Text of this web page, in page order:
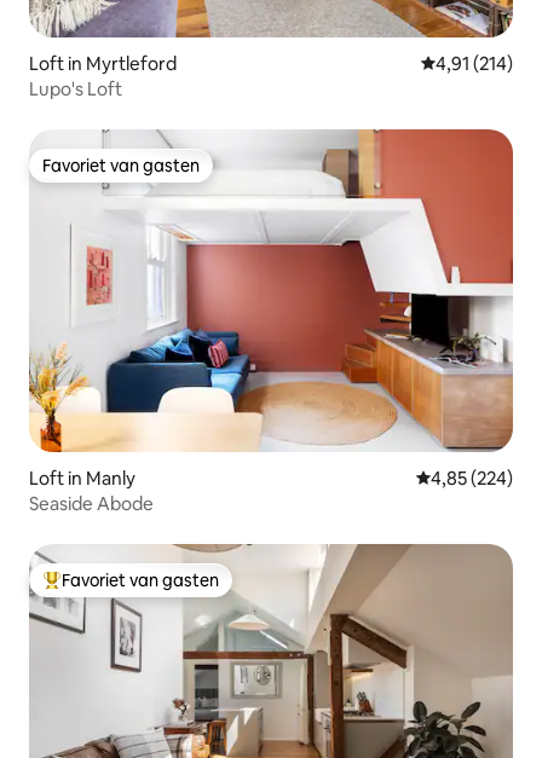
Loft in Myrtleford Gemiddelde
4,91 (214)
Lupo's Loft
Favoriet van gasten
Favoriet van gasten
Loft in Manly Gemiddelde
4,85 (224)
Seaside Abode
Topfavoriet van gasten
Favoriet van gasten